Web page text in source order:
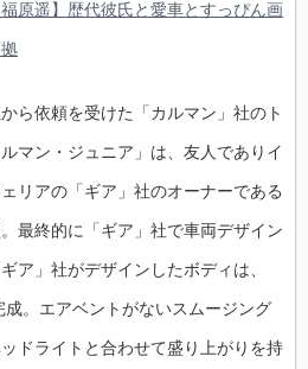
福原遥】歴代彼氏と愛車とすっぴん画
ら依頼を受けた「カルマン」社のト
マン・ジュニア」は、友人でありイ
リアの「ギア」社のオーナーである
最終的に「ギア」社で車両デザイン
ア」社がデザインしたボディは、
。エアベントがないスムージング
ドライトと合わせて盛り上がりを持